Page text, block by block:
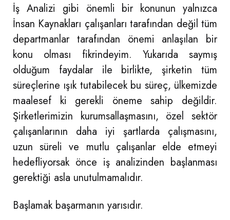
İş Analizi gibi önemli bir konunun yalnızca
İnsan Kaynakları çalışanları tarafından değil tüm
departmanlar tarafından önemi anlaşılan bir
konu olması fikrindeyim. Yukarıda saymış
olduğum faydalar ile birlikte, şirketin tüm
süreçlerine ışık tutabilecek bu süreç, ülkemizde
maalesef ki gerekli öneme sahip değildir.
Şirketlerimizin kurumsallaşmasını, özel sektör
çalışanlarının daha iyi şartlarda çalışmasını,
uzun süreli ve mutlu çalışanlar elde etmeyi
hedefliyorsak önce iş analizinden başlanması
gerektiği asla unutulmamalıdır.
Başlamak başarmanın yarısıdır.